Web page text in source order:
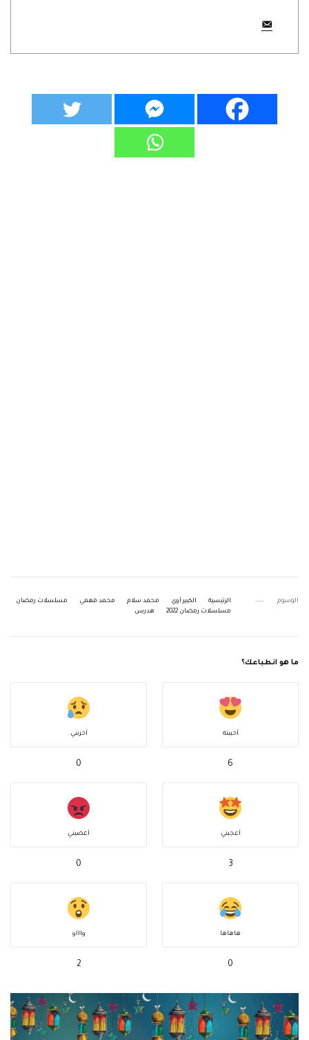
الوسوم الرئيسية الكبير أوي محمد سلام محمد فهمي
مسلسلات رمضان
مسلسلات رمضان 2022
هدرس
ما هو انطباعك؟
أحببته
6
أحزنني
0
أعجبني
3
أغضبني
0
هاهاها
0
واااو
2